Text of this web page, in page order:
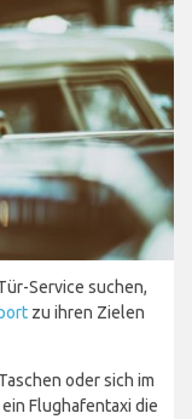
Service suchen,
zu ihren Zielen
oder sich im
Flughafentaxi die